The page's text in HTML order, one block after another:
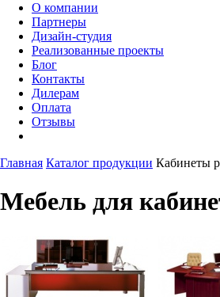
О компании
Партнеры
Дизайн-студия
Реализованные проекты
Блог
Контакты
Дилерам
Оплата
Отзывы
Главная Каталог продукции Кабинеты
Мебель для